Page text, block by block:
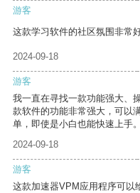
游客
这款学习软件的社区氛围非常
2024-09-18
游客
我一直在寻找一款功能强大、
款软件的功能非常强大，可以
单，即使是小白也能快速上手。
2024-09-18
游客
这款加速器VPM应用程序可以